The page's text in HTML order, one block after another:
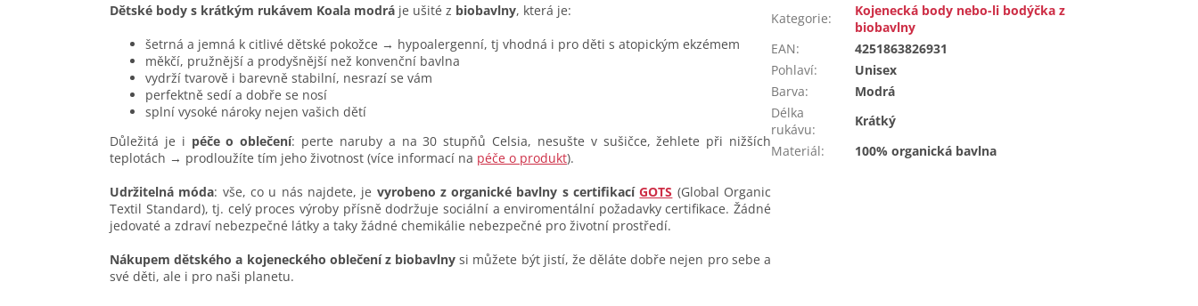
Dětské body s krátkým rukávem Koala modrá je ušité z biobavlny, která je:
šetrná a jemná k citlivé dětské pokožce → hypoalergenní, tj vhodná i pro děti s atopickým ekzémem
měkčí, pružnější a prodyšnější než konvenční bavlna
vydrží tvarově i barevně stabilní, nesrazí se vám
perfektně sedí a dobře se nosí
splní vysoké nároky nejen vašich dětí
Důležitá je i péče o oblečení: perte naruby a na 30 stupňů Celsia, nesušte v sušičce, žehlete při nižších
teplotách → prodloužíte tím jeho životnost (více informací na péče o produkt).
Udržitelná móda: vše, co u nás najdete, je vyrobeno z organické bavlny s certifikacíGOTS (Global Organic
Textil Standard), tj. celý proces výroby přísně dodržuje sociální a enviromentální požadavky certifikace. Žádné
jedovaté a zdraví nebezpečné látky a taky žádné chemikálie nebezpečné pro životní prostředí.
Nákupem dětského a kojeneckého oblečení z biobavlny si můžete být jistí, že děláte dobře nejen pro sebe a
své děti, ale i pro naši planetu.
Kategorie:
Kojenecká body nebo-li bodýčka z
biobavlny
EAN:
4251863826931
Pohlaví:
Unisex
Barva:
Modrá
Délka
rukávu:
Krátký
Materiál: 100% organická bavlna